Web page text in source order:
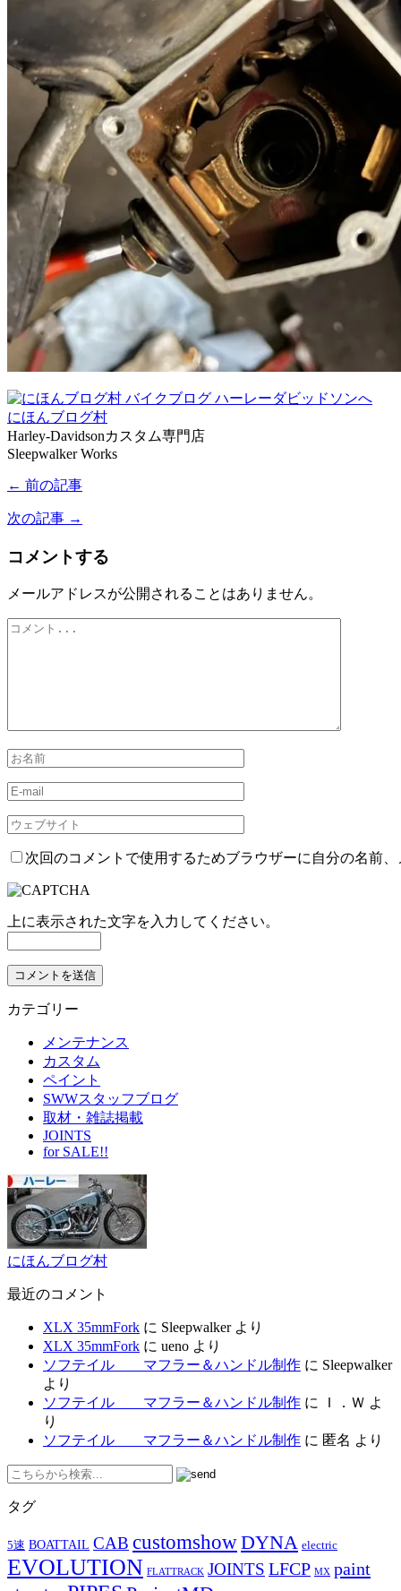
にほんブログ村
Harley-Davidsonカスタム専門店
Sleepwalker Works
← 前の記事
次の記事 →
コメントする
メールアドレスが公開されることはありません。
次回のコメントで使用するためブラウザーに自分の名前
上に表示された文字を入力してください。
カテゴリー
メンテナンス
カスタム
ペイント
SWWスタッフブログ
取材・雑誌掲載
JOINTS
for SALE!!
にほんブログ村
最近のコメント
XLX 35mmFork に Sleepwalkerより
XLX 35mmFork に ueno より
ソフテイル マフラー＆ハンドル制作 に Sleepwalker
より
ソフテイル マフラー＆ハンドル制作 に Ｉ．Ｗ よ
り
ソフテイル マフラー＆ハンドル制作 に 匿名 より
タグ
5速 BOATTAIL CAB customshowDYNA electric
EVOLUTION FLATTRACK JOINTS LFCP MX paint